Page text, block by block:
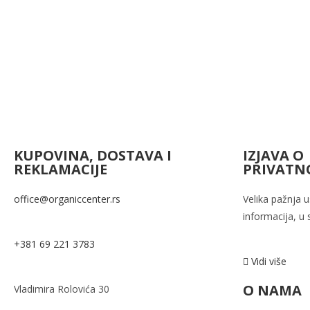
KUPOVINA, DOSTAVA I
REKLAMACIJE
office@organiccenter.rs
+381 69 221 3783
Vladimira Rolovića 30
IZJAVA O
Velika pažnja
informacija, u
Vidi više
O NAMA